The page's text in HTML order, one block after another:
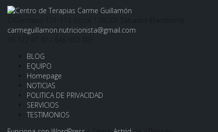
carmeguillamon.nutricionista@gmail.com
BLOG
EQUIPO
Homepage
NOTICIAS
POLITICA DE PRIVACIDAD
SERVICIOS
TESTIMONIOS